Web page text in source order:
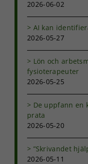
2026-06-02
AI kan
2026-05-27
Lön och
fysioterapeuter
2026-05-25
De uppfann en
prata
2026-05-20
”Skrivandet
2026-05-11